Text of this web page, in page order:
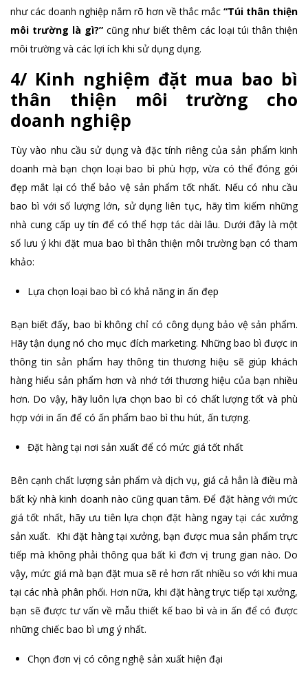
như các doanh nghiệp nắm rõ hơn về thắc mắc “Túi thân thiện
môi trường là gì?”cũng như biết thêm các loại túi thân thiện
môi trường và các lợi ích khi sử dụng dụng.
4/ Kinh nghiệm đặt mua bao bì
thân thiện môi trường cho
doanh nghiệp
Tùy vào nhu cầu sử dụng và đặc tính riêng của sản phẩm kinh
doanh mà bạn chọn loại bao bì phù hợp, vừa có thể đóng gói
đẹp mắt lại có thể bảo vệ sản phẩm tốt nhất. Nếu có nhu cầu
bao bì với số lượng lớn, sử dụng liên tục, hãy tìm kiếm những
nhà cung cấp uy tín để có thể hợp tác dài lâu. Dưới đây là một
số lưu ý khi đặt mua bao bì thân thiện môi trường bạn có tham
khảo:
Lựa chọn loại bao bì có khả năng in ấn đẹp
Bạn biết đấy, bao bì không chỉ có công dụng bảo vệ sản phẩm.
Hãy tận dụng nó cho mục đích marketing. Những bao bì được in
thông tin sản phẩm hay thông tin thương hiệu sẽ giúp khách
hàng hiểu sản phẩm hơn và nhớ tới thương hiệu của bạn nhiều
hơn. Do vậy, hãy luôn lựa chọn bao bì có chất lượng tốt và phù
hợp với in ấn để có ấn phẩm bao bì thu hút, ấn tượng.
Đặt hàng tại nơi sản xuất để có mức giá tốt nhất
Bên cạnh chất lượng sản phẩm và dịch vụ, giá cả hẳn là điều mà
bất kỳ nhà kinh doanh nào cũng quan tâm. Để đặt hàng với mức
giá tốt nhất, hãy ưu tiên lựa chọn đặt hàng ngay tại các xưởng
sản xuất. Khi đặt hàng tại xưởng, bạn được mua sản phẩm trực
tiếp mà không phải thông qua bất kì đơn vị trung gian nào. Do
vậy, mức giá mà bạn đặt mua sẽ rẻ hơn rất nhiều so với khi mua
tại các nhà phân phối. Hơn nữa, khi đặt hàng trực tiếp tại xưởng,
bạn sẽ được tư vấn về mẫu thiết kế bao bì và in ấn để có được
những chiếc bao bì ưng ý nhất.
Chọn đơn vị có công nghệ sản xuất hiện đại